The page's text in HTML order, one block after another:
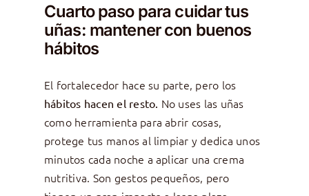
Cuarto paso para cuidar tus
uñas: mantener con buenos
hábitos
El fortalecedor hace su parte, pero los
hábitos hacen el resto. No uses las uñas
como herramienta para abrir cosas,
protege tus manos al limpiar y dedica unos
minutos cada noche a aplicar una crema
nutritiva. Son gestos pequeños, pero